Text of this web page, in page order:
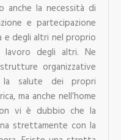
anche la necessità di
e partecipazione
e degli altri nel proprio
degli altri. Ne
organizzative
salute dei propri
ma anche nell’home
vi è dubbio che la
strettamente con la